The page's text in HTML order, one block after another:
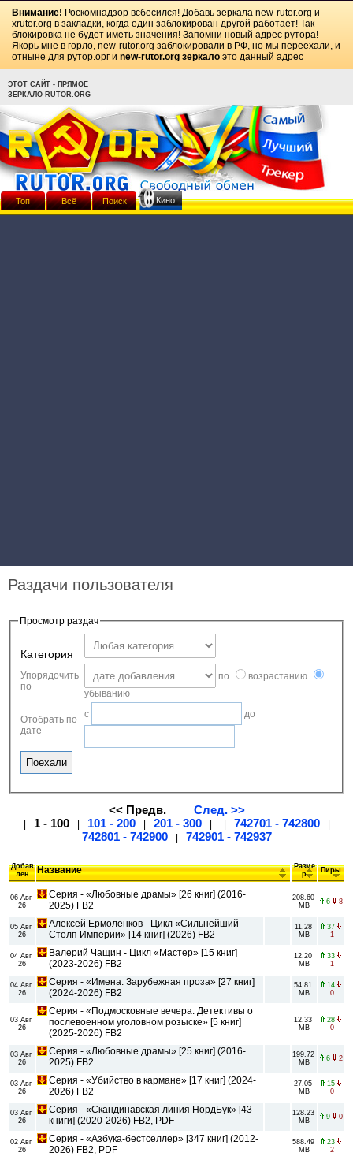
Внимание! Роскомнадзор всбесился! Добавь зеркала new-rutor.org и
xrutor.org в закладки, когда один заблокирован другой работает! Так
блокировка не будет иметь значения! Запомни новый адрес рутора!
Якорь мне в горло, new-rutor.org заблокировали в РФ, но мы переехали, и
отныне для рутор.орг и new-rutor.org зеркало это данный адрес
ЭТОТ САЙТ - ПРЯМОЕ
ЗЕРКАЛО RUTOR.ORG
Раздачи пользователя
Просмотр раздач
Категория
Упорядочить
по
по
возрастанию
убыванию
Отобрать по
дате
с до
<< Предв. След. >>
| 1 - 100 | 101 - 200 | 201 - 300 | ... | 742701 - 742800 |
742801 - 742900 | 742901 - 742937
Добав
лен
Название
Разме
р
Пиры
06 Авг
26
Серия - «Любовные драмы» [26 книг] (2016-
2025) FB2
208.60
MB
6 8
05 Авг
26
Алексей Ермоленков - Цикл «Сильнейший
Столп Империи» [14 книг] (2026) FB2
11.28
MB
37
1
04 Авг
26
Валерий Чащин - Цикл «Мастер» [15 книг]
(2023-2026) FB2
12.20
MB
33
1
04 Авг
26
Серия - «Имена. Зарубежная проза» [27 книг]
(2024-2026) FB2
54.81
MB
14
0
03 Авг
26
Серия - «Подмосковные вечера. Детективы о
послевоенном уголовном розыске» [5 книг]
(2025-2026) FB2
12.33
MB
28
0
03 Авг
26
Серия - «Любовные драмы» [25 книг] (2016-
2025) FB2
199.72
MB
6 2
03 Авг
26
Серия - «Убийство в кармане» [17 книг] (2024-
2026) FB2
27.05
MB
15
0
03 Авг
26
Серия - «Скандинавская линия НордБук» [43
книги] (2020-2026) FB2, PDF
128.23
MB
9 0
02 Авг
26
Серия - «Азбука-бестселлер» [347 книг] (2012-
2026) FB2, PDF
588.49
MB
23
2